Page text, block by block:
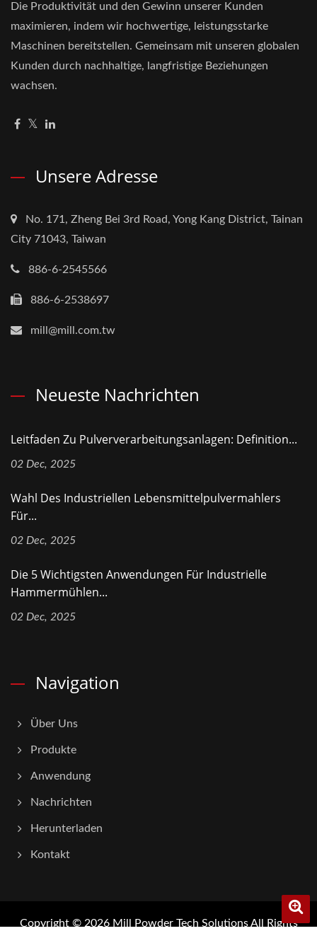
Die Produktivität und den Gewinn unserer Kunden
maximieren, indem wir hochwertige, leistungsstarke
Maschinen bereitstellen. Gemeinsam mit unseren globalen
Kunden durch nachhaltige, langfristige Beziehungen
wachsen.
Unsere Adresse
No. 171, Zheng Bei 3rd Road, Yong Kang District, Tainan
City 71043, Taiwan
886-6-2545566
886-6-2538697
mill@mill.com.tw
Neueste Nachrichten
Leitfaden Zu Pulververarbeitungsanlagen: Definition...
02 Dec, 2025
Wahl Des Industriellen Lebensmittelpulvermahlers
Für...
02 Dec, 2025
Die 5 Wichtigsten Anwendungen Für Industrielle
Hammermühlen...
02 Dec, 2025
Navigation
Über Uns
Produkte
Anwendung
Nachrichten
Herunterladen
Kontakt
Copyright © 2026 Mill Powder Tech SolutionsAll Rights